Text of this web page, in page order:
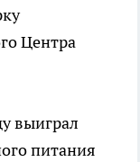
Центра
выиграл
питания